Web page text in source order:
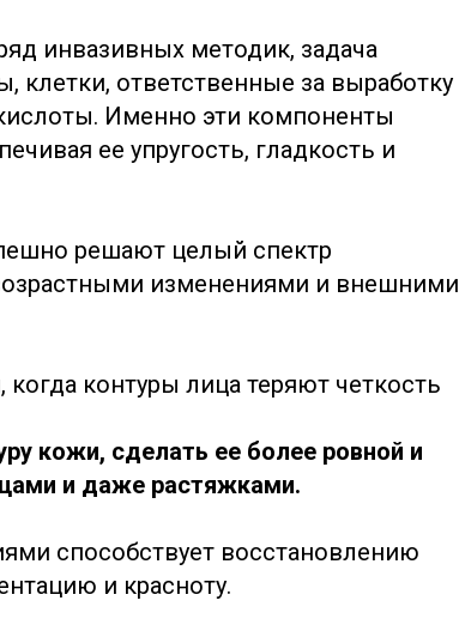
инвазивных методик, задача
клетки, ответственные за выработку
Именно эти компоненты
ее упругость, гладкость и
решают целый спектр
изменениями и внешними
контуры лица теряют четкость
кожи, сделать ее более ровной и
и даже растяжками.
способствует восстановлению
и красноту.